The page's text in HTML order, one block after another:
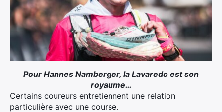
Pour Hannes Namberger, la Lavaredo est son
royaume…
Certains coureurs entretiennent une relation
particulière avec une course.